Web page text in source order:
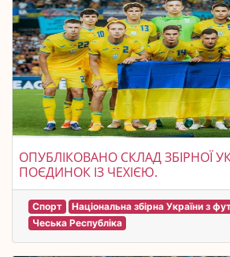
ОПУБЛІКОВАНО СКЛАД ЗБІРНОЇ
ПОЄДИНОК ІЗ ЧЕХІЄЮ.
Спорт
Національна збірна України з
Чеська Республіка